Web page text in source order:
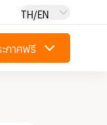
TH/EN
กาศฟรี